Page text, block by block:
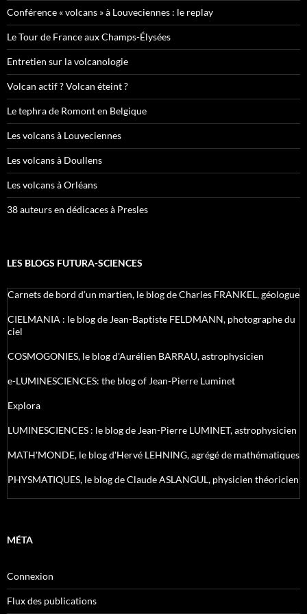
Conférence « volcans » à Louveciennes : le replay
Le Tour de France aux Champs-Élysées
Entretien sur la volcanologie
Volcan actif ? Volcan éteint ?
Le tephra de Romont en Belgique
Les volcans à Louveciennes
Les volcans à Doullens
Les volcans à Orléans
38 auteurs en dédicaces à Presles
LES BLOGS FUTURA-SCIENCES
Carnets de bord d’un martien, le blog de Charles FRANKEL, géologue
CIELMANIA : le blog de Jean-Baptiste FELDMANN, photographe du
ciel
COSMOGONIES, le blog d'Aurélien BARRAU, astrophysicien
e-LUMINESCIENCES: the blog of Jean-Pierre Luminet
Explora
LUMINESCIENCES : le blog de Jean-Pierre LUMINET, astrophysicien
MATH'MONDE, le blog d'Hervé LEHNING, agrégé de mathématiques
PHYSMATIQUES, le blog de Claude ASLANGUL, physicien théoricien
MÉTA
Connexion
Flux des publications